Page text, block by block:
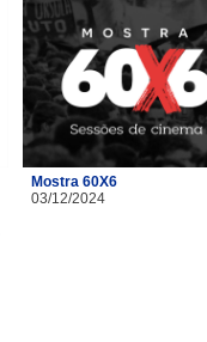
Mostra 60X6
03/12/2024